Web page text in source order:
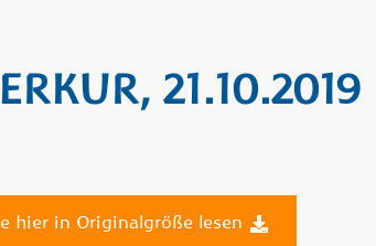
21.10.2019
hier in Originalgröße lesen